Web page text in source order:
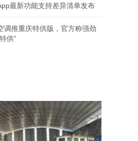
最新功能支持差异清单发布
调推重庆特供版，官方称强劲
供”